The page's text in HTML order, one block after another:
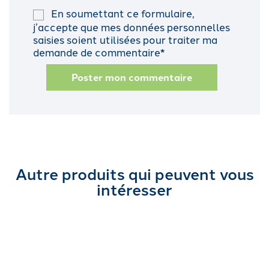
En soumettant ce formulaire,
j’accepte que mes données personnelles
saisies soient utilisées pour traiter ma
demande de commentaire*
Poster mon commentaire
Autre produits qui peuvent vous
intéresser